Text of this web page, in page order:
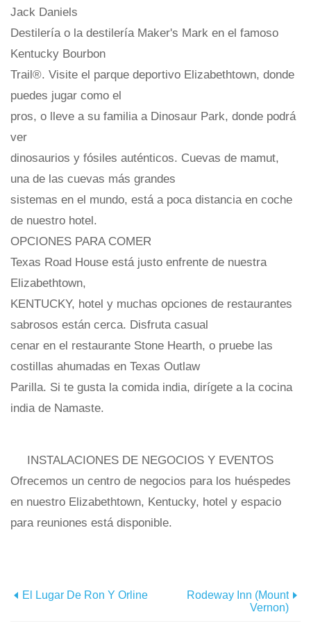
Jack Daniels
Destilería o la destilería Maker's Mark en el famoso
Kentucky Bourbon
Trail®. Visite el parque deportivo Elizabethtown, donde
puedes jugar como el
pros, o lleve a su familia a Dinosaur Park, donde podrá
ver
dinosaurios y fósiles auténticos. Cuevas de mamut,
una de las cuevas más grandes
sistemas en el mundo, está a poca distancia en coche
de nuestro hotel.
OPCIONES PARA COMER
Texas Road House está justo enfrente de nuestra
Elizabethtown,
KENTUCKY, hotel y muchas opciones de restaurantes
sabrosos están cerca. Disfruta casual
cenar en el restaurante Stone Hearth, o pruebe las
costillas ahumadas en Texas Outlaw
Parilla. Si te gusta la comida india, dirígete a la cocina
india de Namaste.
INSTALACIONES DE NEGOCIOS Y EVENTOS
Ofrecemos un centro de negocios para los huéspedes
en nuestro Elizabethtown, Kentucky, hotel y espacio
para reuniones está disponible.
El Lugar De Ron Y Orline
Rodeway Inn (Mount
Vernon)